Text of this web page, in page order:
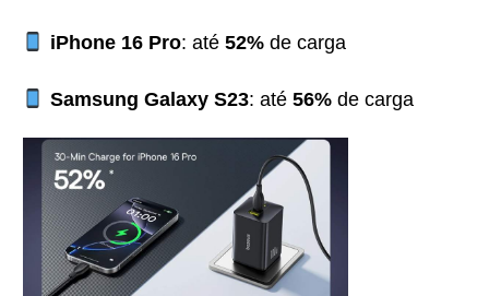
iPhone 16 Pro: até 52%de carga
Samsung Galaxy S23: até 56%de carga